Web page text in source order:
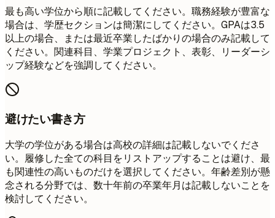
最も高い学位から順に記載してください。職務経験が豊富な
場合は、学歴セクションは簡潔にしてください。GPAは3.5
以上の場合、または最近卒業したばかりの場合のみ記載して
ください。関連科目、学業プロジェクト、表彰、リーダーシ
ップ経験などを強調してください。
避けたい書き方
大学の学位がある場合は高校の詳細は記載しないでくださ
い。履修した全ての科目をリストアップすることは避け、最
も関連性の高いものだけを選択してください。年齢差別が懸
念される分野では、数十年前の卒業年月は記載しないことを
検討してください。